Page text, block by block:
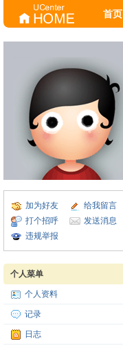
首页
加为好友
给我留言
打个招呼
发送消息
违规举报
个人菜单
个人资料
记录
日志